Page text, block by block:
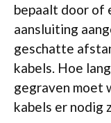
bepaalt door of
aansluiting
geschatte
kabels. Hoe
gegraven moet
kabels er nodig